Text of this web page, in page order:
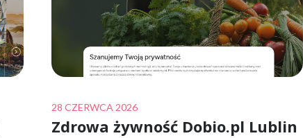
Posted
on
28 CZERWCA 2026
Zdrowa żywność Dobio.pl Lublin